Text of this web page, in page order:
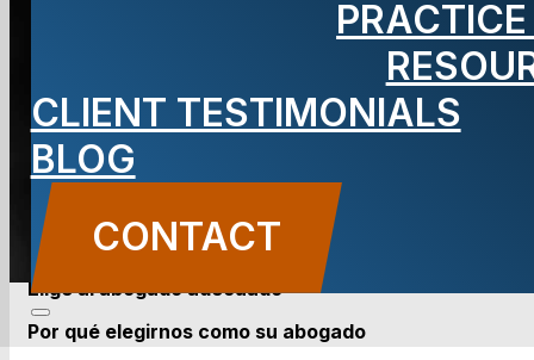
CLIENT TESTIMONIALS
BLOG
CONTACT
adecuado
CONTACT US
Elige al abogado adecuado
Por qué elegirnos como su abogado